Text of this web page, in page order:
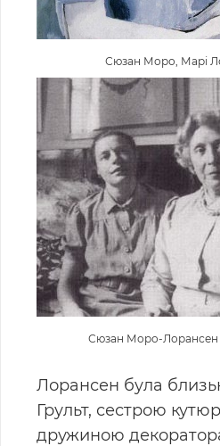
Сюзан Моро, Марі
Сюзан Моро-Лорансен
Лорансен була
Грульт, сестрою
дружиною